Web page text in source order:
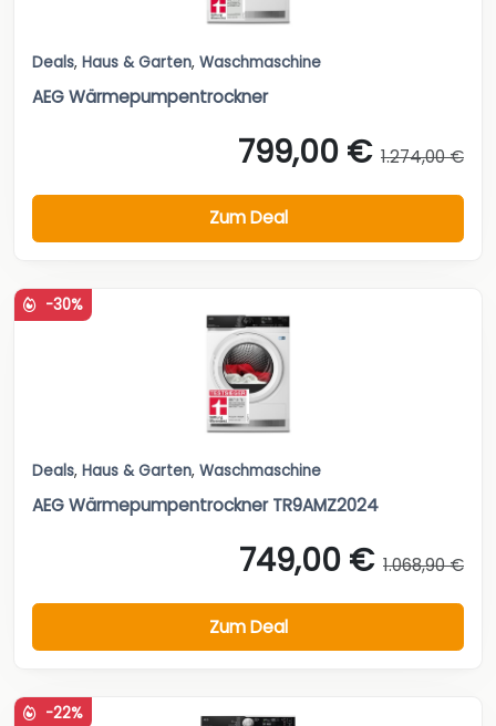
Deals, Haus & Garten, Waschmaschine
AEG Wärmepumpentrockner
799,00 € 1.274,00 €
Zum Deal
-30%
Deals, Haus & Garten, Waschmaschine
AEG Wärmepumpentrockner TR9AMZ2024
749,00 € 1.068,90 €
Zum Deal
-22%